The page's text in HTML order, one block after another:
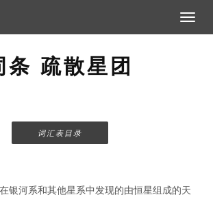
Toggle
条 疏散星团
词汇表目录
银河系和其他星系中发现的由恒星组成的天